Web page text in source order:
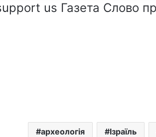
us Газета Слово
археологія Ізраїль